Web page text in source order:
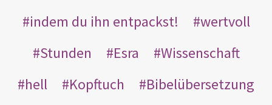
indem du ihn entpackst!
wertvoll
Stunden
Esra
Wissenschaft
hell
Kopftuch
Bibelübersetzung